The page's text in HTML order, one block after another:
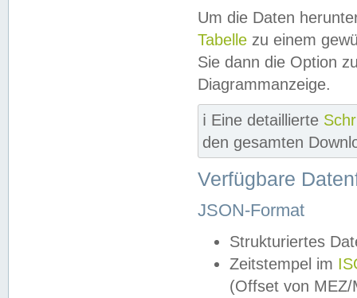
Um die Daten
Tabelle zu einem
Sie dann die Option
Diagrammanzeige.
ℹ️ Eine detaillierte
den gesamten
Verfügbare
JSON-Format
Strukturiertes
Zeitstempel im
(Offset von MEZ/